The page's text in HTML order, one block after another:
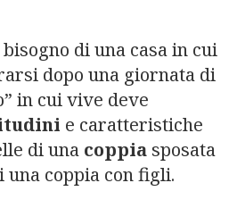
di una casa in cui
dopo una giornata di
in cui vive deve
e caratteristiche
di una coppiasposata
una coppia con figli.